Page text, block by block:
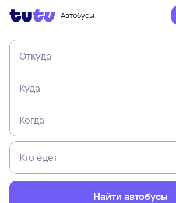
Автобусы
Откуда
Куда
Когда
Кто едет
Найти автобусы